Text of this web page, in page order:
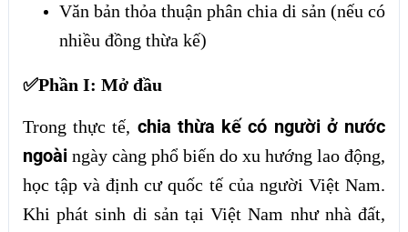
Văn bản thỏa thuận phân chia di sản (nếu có
nhiều đồng thừa kế)
✅Phần I: Mở đầu
Trong thực tế, chia thừa kế có người ở nước
ngoàingày càng phổ biến do xu hướng lao động,
học tập và định cư quốc tế của người Việt Nam.
Khi phát sinh di sản tại Việt Nam như nhà đất,